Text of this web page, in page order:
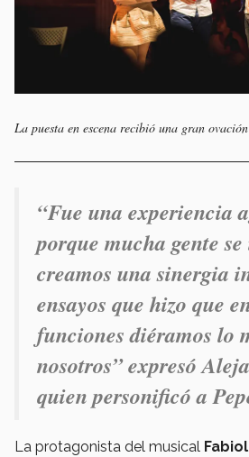
La puesta en escena recibió una gran
“Fue una experiencia
porque mucha gente
creamos una sinergia
ensayos que hizo que
funciones diéramos lo
nosotros” expresó
quien personificó a
La protagonista del musical